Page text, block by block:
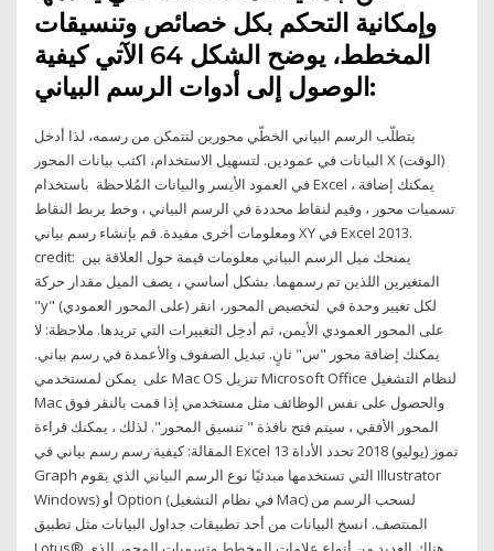
وإمكانية التحكم بكل خصائص وتنسيقات
المخطط، يوضح الشكل 64 الآتي كيفية
الوصول إلى أدوات الرسم البياني:
يتطلّب الرسم البياني الخطّي محورين لتتمكن من رسمه، لذا أدخل
البيانات في عمودين. لتسهيل الاستخدام، اكتب بيانات المحور X (الوقت)
في العمود الأيسر والبيانات المُلاحظة باستخدام Excel ، يمكنك إضافة
تسميات محور ، وقيم لنقاط محددة في الرسم البياني ، وخط يربط النقاط
ومعلومات أخرى مفيدة. قم بإنشاء رسم بياني XY في Excel 2013.
credit: يمنحك ميل الرسم البياني معلومات قيمة حول العلاقة بين
المتغيرين اللذين تم رسمهما. بشكل أساسي ، يصف الميل مقدار حركة
"y" (على المحور العمودي) لكل تغيير وحدة في لتخصيص المحور، انقر
على المحور العمودي الأيمن، ثم أدخِل التغييرات التي تريدها. ملاحظة: لا
يمكنك إضافة محور "س" ثانٍ. تبديل الصفوف والأعمدة في رسم بياني.
على يمكن لمستخدمي Mac OS تنزيل Microsoft Office لنظام التشغيل
Mac والحصول على نفس الوظائف مثل مستخدمي إذا قمت بالنقر فوق
المحور الأفقي ، سيتم فتح نافذة " تنسيق المحور". لذلك ، يمكنك قراءة
المقالة: كيفية رسم رسم بياني في Excel 13 تموز (يوليو) 2018 تحدد الأداة
Graph التي تستخدمها مبدئيًا نوع الرسم البياني الذي يقوم Illustrator
Windows) أو Option (في نظام التشغيل Mac) لسحب الرسم من
المنتصف. انسخ البيانات من أحد تطبيقات جداول البيانات مثل تطبيق